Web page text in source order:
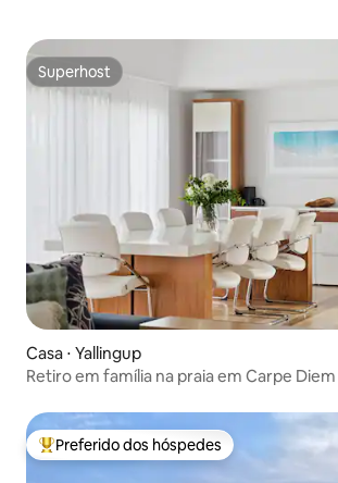
Superhost
Superhost
Casa ⋅ Yallingup
Retiro em família na praia em Carpe Diem
Entre os melhores preferidos dos hóspedes
Preferido dos hóspedes